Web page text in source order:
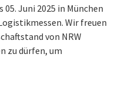
Juni 2025 in München
Wir freuen
von NRW
zu dürfen, um